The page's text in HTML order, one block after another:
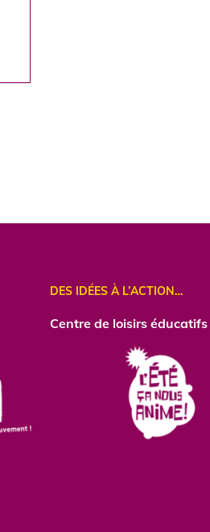
DES IDÉES À L’ACTION…
Centrede loisirs éducatifs